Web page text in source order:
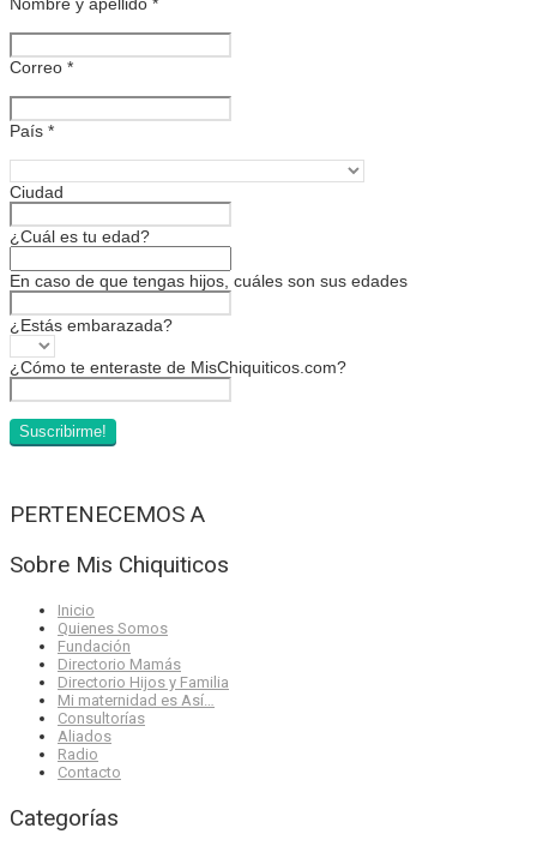
Correo *
País *
Ciudad
¿Cuál es tu edad?
En caso de que tengas hijos, cuáles son sus edades
¿Estás embarazada?
¿Cómo te enteraste de MisChiquiticos.com?
PERTENECEMOS A
Sobre Mis Chiquiticos
Inicio
Quienes Somos
Fundación
Directorio Mamás
Directorio Hijos y Familia
Mi maternidad es Así…
Consultorías
Aliados
Radio
Contacto
Categorías